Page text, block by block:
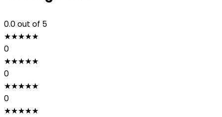
0.0out of 5
★★★★★
0
★★★★★
0
★★★★★
0
★★★★★